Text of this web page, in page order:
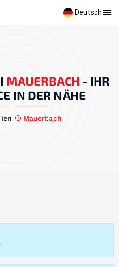
Deutsch
MAUERBACH - IHR
IN DER NÄHE
Mauerbach